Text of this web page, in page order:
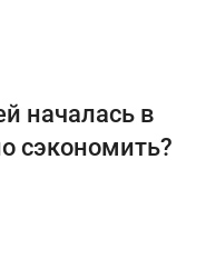
началась в
сэкономить?